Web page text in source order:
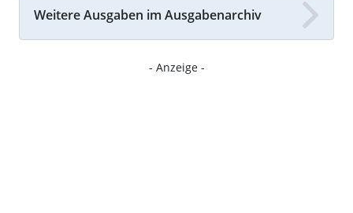
Weitere Ausgaben im Ausgabenarchiv
- Anzeige -